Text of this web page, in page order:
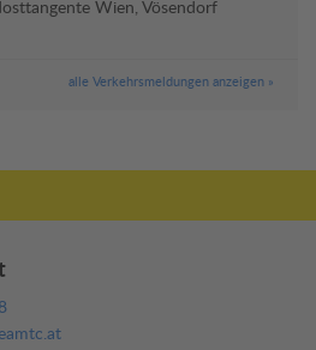
Wien, Vösendorf
alle Verkehrsmeldungen anzeigen »